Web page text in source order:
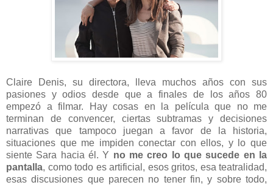
Claire Denis, su directora, lleva muchos años con sus
pasiones y odios desde que a finales de los años 80
empezó a filmar.
Hay cosas en la película que no me
terminan de convencer, ciertas subtramas y decisiones
narrativas que tampoco juegan a favor de la historia,
situaciones que me impiden conectar con ellos, y lo que
siente Sara hacia él. Y no me creo lo que sucede en la
pantalla, como todo es artificial, esos gritos, esa teatralidad,
esas discusiones que parecen no tener fin, y sobre todo,